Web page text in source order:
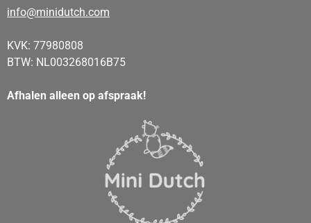
info@minidutch.com
KVK: 77980808
BTW: NL003268016B75
Afhalen alleen op afspraak!